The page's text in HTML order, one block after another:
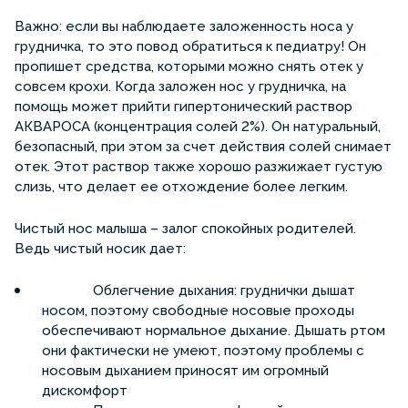
Важно: если вы наблюдаете заложенность носа у
грудничка, то это повод обратиться к педиатру! Он
пропишет средства, которыми можно снять отек у
совсем крохи. Когда заложен нос у грудничка, на
помощь может прийти гипертонический раствор
АКВАРОСА (концентрация солей 2%). Он натуральный,
безопасный, при этом за счет действия солей снимает
отек. Этот раствор также хорошо разжижает густую
слизь, что делает ее отхождение более легким.
Чистый нос малыша – залог спокойных родителей.
Ведь чистый носик дает:
Облегчение дыхания: груднички дышат
носом, поэтому свободные носовые проходы
обеспечивают нормальное дыхание. Дышать ртом
они фактически не умеют, поэтому проблемы с
носовым дыханием приносят им огромный
дискомфорт